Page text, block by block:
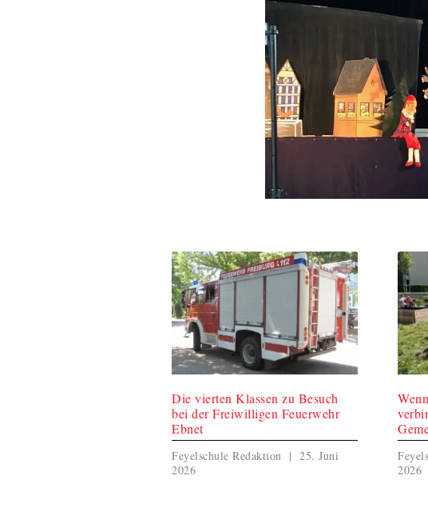
Die vierten Klassen zu Besuch
bei der Freiwilligen Feuerwehr
Ebnet
Feyelschule Redaktion
25. Juni
2026
2026